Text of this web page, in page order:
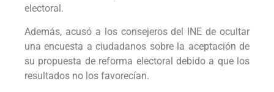
electoral.
Además, acusó a los consejeros del INE de ocultar
una encuesta a ciudadanos sobre la aceptación de
su propuesta de reforma electoral debido a que los
resultados no los favorecían.